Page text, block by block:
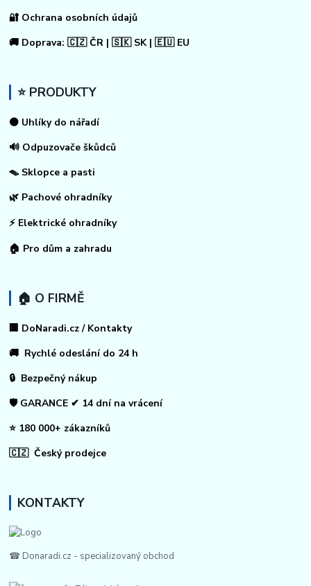
🔐 Ochrana osobních údajů
🚚 Doprava: 🇨🇿 ČR | 🇸🇰 SK | 🇪🇺 EU
⭐ PRODUKTY
⚫ Uhlíky do nářadí
🔊 Odpuzovače škůdců
🪤 Sklopce a pasti
🌿 Pachové ohradníky
⚡ Elektrické ohradníky
🏠 Pro dům a zahradu
🏠 O FIRMĚ
🏢 DoNaradi.cz / Kontakty
🚚 Rychlé odeslání do 24 h
🔒 Bezpečný nákup
🛡️ GARANCE ✔ 14 dní na vrácení
⭐ 180 000+ zákazníků
🇨🇿 Český prodejce
KONTAKTY
☎ Donaradi.cz - specializovaný obchod